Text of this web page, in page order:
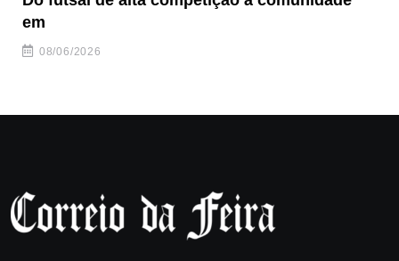
em
08/06/2026